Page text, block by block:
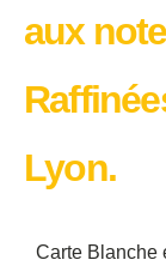
aux
Lyon.
Carte Blanche